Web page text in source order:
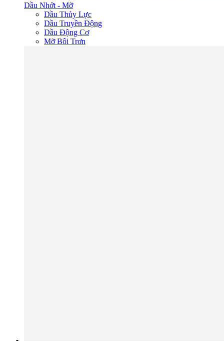
Dầu Nhớt - Mỡ
Dầu Thủy Lực
Dầu Truyền Động
Dầu Động Cơ
Mỡ Bôi Trơn